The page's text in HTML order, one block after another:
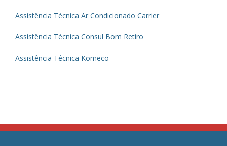
Assistência Técnica Ar Condicionado Carrier
Assistência Técnica Consul Bom Retiro
Assistência Técnica Komeco